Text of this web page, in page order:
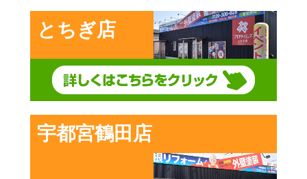
とちぎ店
宇都宮鶴田店